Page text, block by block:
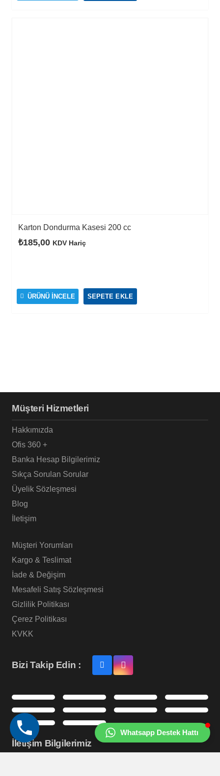
Karton Dondurma Kasesi 200 cc
₺185,00 KDV Hariç
ÜRÜNÜ İNCELE SEPETE EKLE
Müşteri Hizmetleri
Hakkımızda
Ofis 360 +
Banka Hesap Bilgilerimiz
Sıkça Sorulan Sorular
Üyelik Sözleşmesi
Blog
İletişim
Müşteri Yorumları
Kargo & Teslimat
İade & Değişim
Mesafeli Satış Sözleşmesi
Gizlilik Politikası
Çerez Politikası
KVKK
Bizi Takip Edin :
İletişim Bilgilerimiz
Whatsapp Destek Hattı